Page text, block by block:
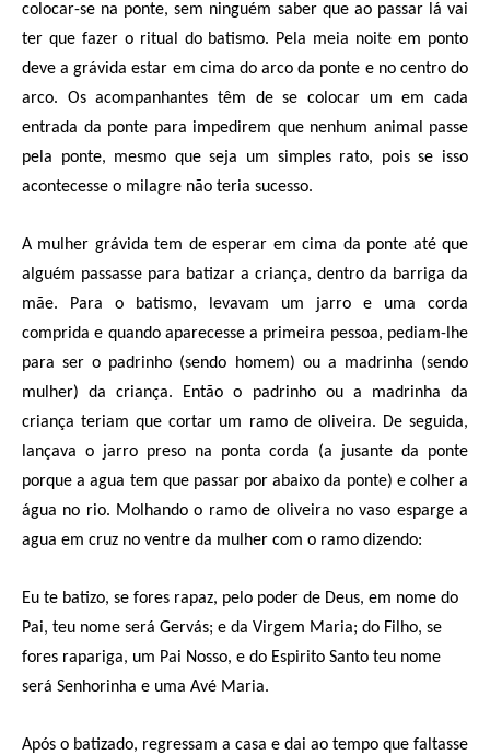
colocar-se na ponte, sem ninguém saber que ao passar lá vai
ter que fazer o ritual do batismo. Pela meia noite em ponto
deve a grávida estar em cima do arco da ponte e no centro do
arco. Os acompanhantes têm de se colocar um em cada
entrada da ponte para impedirem que nenhum animal passe
pela ponte, mesmo que seja um simples rato, pois se isso
acontecesse o milagre não teria sucesso.
A mulher grávida tem de esperar em cima da ponte até que
alguém passasse para batizar a criança, dentro da barriga da
mãe. Para o batismo, levavam um jarro e uma corda
comprida e quando aparecesse a primeira pessoa, pediam-lhe
para ser o padrinho (sendo homem) ou a madrinha (sendo
mulher) da criança. Então o padrinho ou a madrinha da
criança teriam que cortar um ramo de oliveira. De seguida,
lançava o jarro preso na ponta corda (a jusante da ponte
porque a agua tem que passar por abaixo da ponte) e colher a
água no rio. Molhando o ramo de oliveira no vaso esparge a
agua em cruz no ventre da mulher com o ramo dizendo:
Eu te batizo, se fores rapaz, pelo poder de Deus, em nome do
Pai, teu nome será Gervás; e da Virgem Maria; do Filho, se
fores rapariga, um Pai Nosso, e do Espirito Santo teu nome
será Senhorinha e uma Avé Maria.
Após o batizado, regressam a casa e dai ao tempo que faltasse